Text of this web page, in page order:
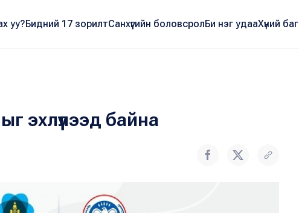
уу?Бидний 17 зорилтСанхүүгийн боловсролБи нэг удааХүний
эхлүүлээд байна